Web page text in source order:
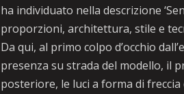
ha individuato nella descrizione
proporzioni, architettura, stile e
Da qui, al primo colpo d’occhio
presenza su strada del modello, il
posteriore, le luci a forma di